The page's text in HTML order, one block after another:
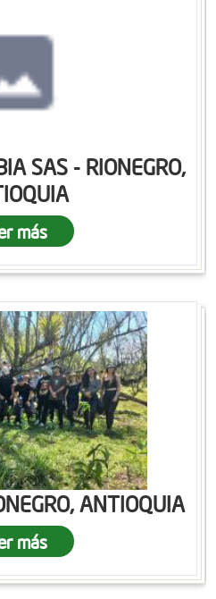
SAS - RIONEGRO,
más
ANTIOQUIA
más